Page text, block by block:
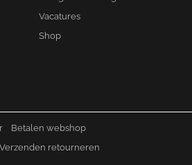
Vacatures
Shop
Betalen webshop
Verzenden retourneren